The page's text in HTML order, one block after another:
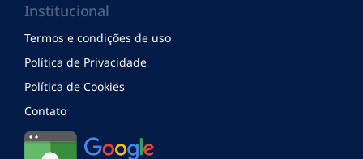
Institucional
Termos e condições de uso
Política de Privacidade
Política de Cookies
Contato